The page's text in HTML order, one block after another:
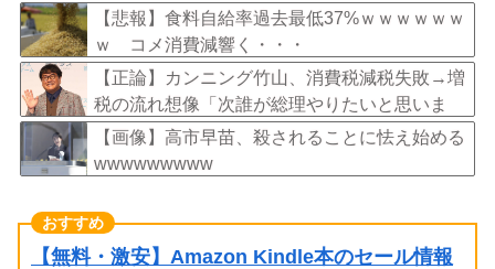
児期のサインとは？
【悲報】食料自給率過去最低37%ｗｗｗｗｗｗ
ｗ コメ消費減響く・・・
【正論】カンニング竹山、消費税減税失敗→増
税の流れ想像「次誰が総理やりたいと思いま
す？」
【画像】高市早苗、殺されることに怯え始める
wwwwwwwww
【無料・激安】Amazon Kindle本のセール情報